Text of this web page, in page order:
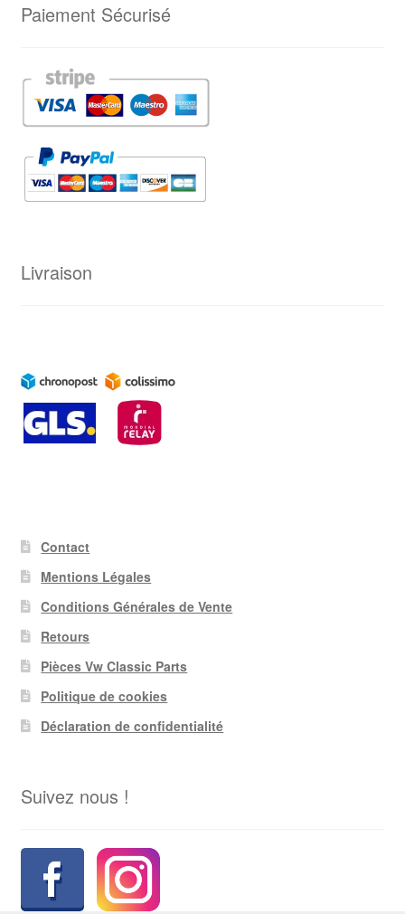
Paiement Sécurisé
Livraison
Contact
Mentions Légales
Conditions Générales de Vente
Retours
Pièces Vw Classic Parts
Politique de cookies
Déclaration de confidentialité
Suivez nous !